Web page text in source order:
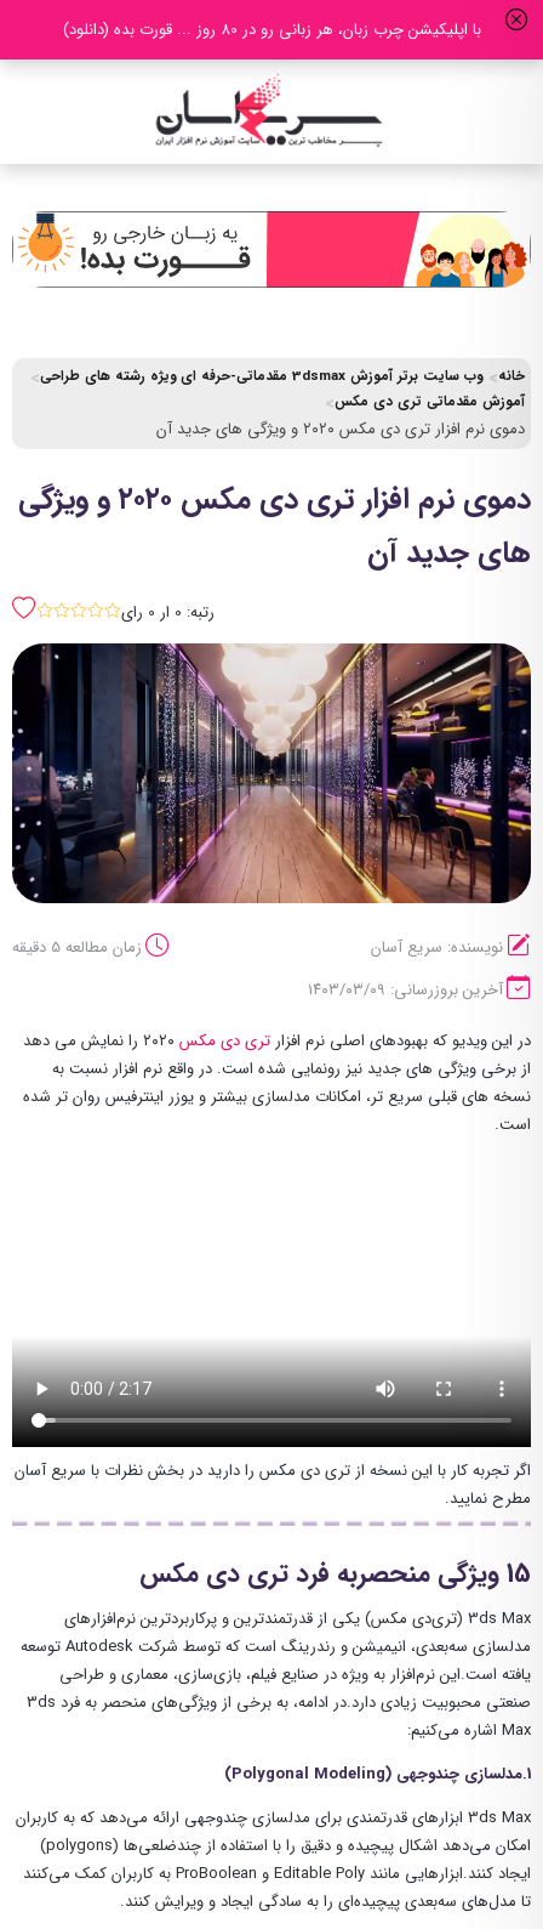
با اپلیکیشن چرب زبان، هر زبانی رو در 80 روز ... قورت بده (دانلود)
خانه
وب سایت برتر آموزش 3dsmax مقدماتی-حرفه ای ویژه رشته های طراحی
آموزش مقدماتی تری دی مکس
دموی نرم افزار تری دی مکس ۲۰۲۰ و ویژگی های جدید آن
دموی نرم افزار تری دی مکس ۲۰۲۰ و ویژگی
های جدید آن
رتبه: 0 ار 0 رای sssss
نویسنده: سریع آسان
زمان مطالعه 5 دقیقه
آخرین بروزرسانی: ۱۴۰۳/۰۳/۰۹
در این ویدیو که بهبودهای اصلی نرم افزارتری دی مکس
۲۰۲۰ را نمایش می دهد
از برخی ویژگی های جدید نیز رونمایی شده است. در واقع نرم افزار نسبت به
نسخه های قبلی سریع تر، امکانات مدلسازی بیشتر و یوزر اینترفیس روان تر شده
است.
اگر تجربه کار با این نسخه از تری دی مکس را دارید در بخش نظرات با سریع آسان
مطرح نمایید.
15 ویژگی منحصربه فرد تری دی مکس
3ds Max (تری‌دی‌ مکس) یکی از قدرتمندترین و پرکاربردترین نرم‌افزارهای
مدلسازی سه‌بعدی، انیمیشن و رندرینگ است که توسط شرکت Autodesk توسعه
یافته است.این نرم‌افزار به ویژه در صنایع فیلم، بازی‌سازی، معماری و طراحی
صنعتی محبوبیت زیادی دارد.در ادامه، به برخی از ویژگی‌های منحصر به فرد 3ds
Max اشاره می‌کنیم:
1.مدلسازی چندوجهی (
Polygonal Modeling
)
3ds Max ابزارهای قدرتمندی برای مدلسازی چندوجهی ارائه می‌دهد که به کاربران
امکان می‌دهد اشکال پیچیده و دقیق را با استفاده از چندضلعی‌ها (polygons)
ایجاد کنند.ابزارهایی مانند Editable Poly و ProBoolean به کاربران کمک می‌کنند
تا مدل‌های سه‌بعدی پیچیده‌ای را به سادگی ایجاد و ویرایش کنند.